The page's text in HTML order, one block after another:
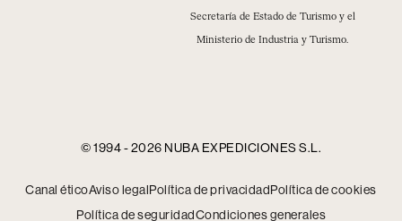
Secretaría de Estado de Turismo y el
Ministerio de Industria y Turismo.
© 1994 - 2026 NUBA EXPEDICIONES S.L.
Canal éticoAviso legal Política de privacidad Política de cookies
Política de seguridad Condiciones generales